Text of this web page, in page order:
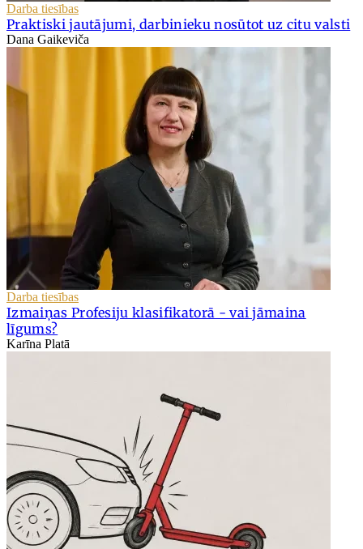
Darba tiesības
Praktiski jautājumi, darbinieku nosūtot uz citu valsti
Dana Gaikeviča
Darba tiesības
Izmaiņas Profesiju klasifikatorā - vai jāmaina
līgums?
Karīna Platā